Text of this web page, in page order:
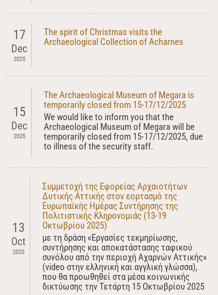
17
Dec
2025
The spirit of Christmas visits the
Archaeological Collection of Acharnes
15
Dec
2025
The Archaeological Museum of Megara is
temporarily closed from 15-17/12/2025
We would like to inform you that the
Archaeological Museum of Megara will be
temporarily closed from 15-17/12/2025, due
to illness of the security staff.
13
Oct
2025
Συμμετοχή της Εφορείας Αρχαιοτήτων
Δυτικής Αττικής στον εορτασμό της
Ευρωπαϊκής Ημέρας Συντήρησης της
Πολιτιστικής Κληρονομιάς (13-19
Οκτωβρίου 2025)
με τη δράση «Εργασίες τεκμηρίωσης,
συντήρησης και αποκατάστασης ταφικού
συνόλου από την περιοχή Αχαρνών Αττικής»
(video στην ελληνική και αγγλική γλώσσα),
που θα προωθηθεί στα μέσα κοινωνικής
δικτύωσης την Τετάρτη 15 Οκτωβρίου 2025